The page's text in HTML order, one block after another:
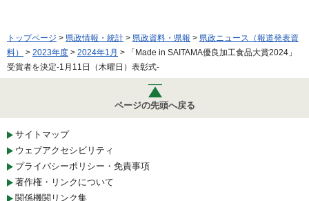
トップページ > 県政情報・統計 > 県政資料・県報 > 県政ニュース（報道発表資
料）
> 2023年度 > 2024年1月 > 「Made in SAITAMA優良加工食品大賞2024」
受賞者を決定-1月11日（木曜日）表彰式-
ページの先頭へ戻る
サイトマップ
ウェブアクセシビリティ
プライバシーポリシー・免責事項
著作権・リンクについて
関係機関リンク集